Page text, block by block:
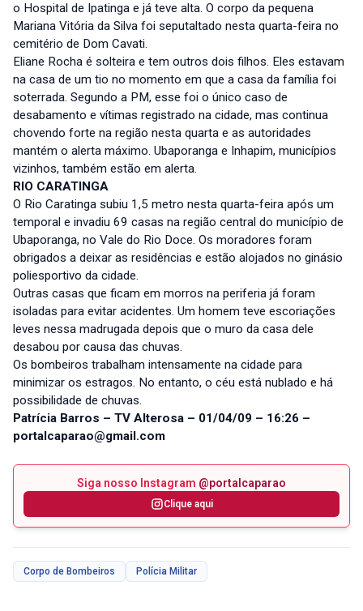
o Hospital de Ipatinga e já teve alta. O corpo da pequena
Mariana Vitória da Silva foi seputaltado nesta quarta-feira no
cemitério de Dom Cavati.
Eliane Rocha é solteira e tem outros dois filhos. Eles estavam
na casa de um tio no momento em que a casa da família foi
soterrada. Segundo a PM, esse foi o único caso de
desabamento e vítimas registrado na cidade, mas continua
chovendo forte na região nesta quarta e as autoridades
mantém o alerta máximo. Ubaporanga e Inhapim, municípios
vizinhos, também estão em alerta.
RIO CARATINGA
O Rio Caratinga subiu 1,5 metro nesta quarta-feira após um
temporal e invadiu 69 casas na região central do município de
Ubaporanga, no Vale do Rio Doce. Os moradores foram
obrigados a deixar as residências e estão alojados no ginásio
poliesportivo da cidade.
Outras casas que ficam em morros na periferia já foram
isoladas para evitar acidentes. Um homem teve escoriações
leves nessa madrugada depois que o muro da casa dele
desabou por causa das chuvas.
Os bombeiros trabalham intensamente na cidade para
minimizar os estragos. No entanto, o céu está nublado e há
possibilidade de chuvas.
Patrícia Barros – TV Alterosa – 01/04/09 – 16:26 –
portalcaparao@gmail.com
Siga nosso Instagram @portalcaparao
Clique aqui
Corpo de Bombeiros Polícia Militar